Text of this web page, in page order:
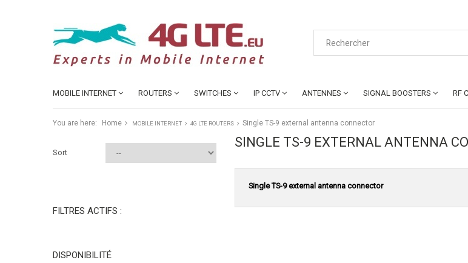
MOBILE INTERNET ROUTERS SWITCHES IP CCTV ANTENNES SIGNAL BOOSTERS RF
You are here: Home MOBILE INTERNET 4G LTE ROUTERS Single TS-9 external antenna connector
Sort
FILTRES ACTIFS :
DISPONIBILITÉ
SINGLE TS-9 EXTERNAL ANTENNA
Single TS-9 external antenna connector